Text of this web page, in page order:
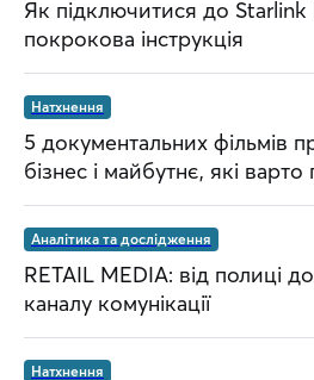
Як підключитися до
покрокова інструкція
Натхнення
5 документальних фільмів
бізнес і майбутнє, які
Аналітика та дослідження
RETAIL MEDIA: від полиці
каналу комунікації
Натхнення